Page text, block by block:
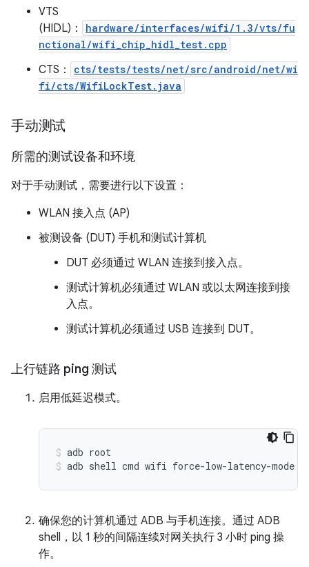
VTS
(HIDL)：
hardware/interfaces/wifi/1.3/vts/fu
nctional/wifi_chip_hidl_test.cpp
CTS：
cts/tests/tests/net/src/android/net/wi
fi/cts/WifiLockTest.java
手动测试
所需的测试设备和环境
对于手动测试，需要进行以下设置：
WLAN 接入点 (AP)
被测设备 (DUT) 手机和测试计算机
DUT 必须通过 WLAN 连接到接入点。
测试计算机必须通过 WLAN 或以太网连接到接
入点。
测试计算机必须通过 USB 连接到 DUT。
上行链路 ping 测试
启用低延迟模式。
adb root
adb shell cmd wifi force-low-latency-mode
确保您的计算机通过 ADB 与手机连接。通过 ADB
shell，以 1 秒的间隔连续对网关执行 3 小时 ping 操
作。